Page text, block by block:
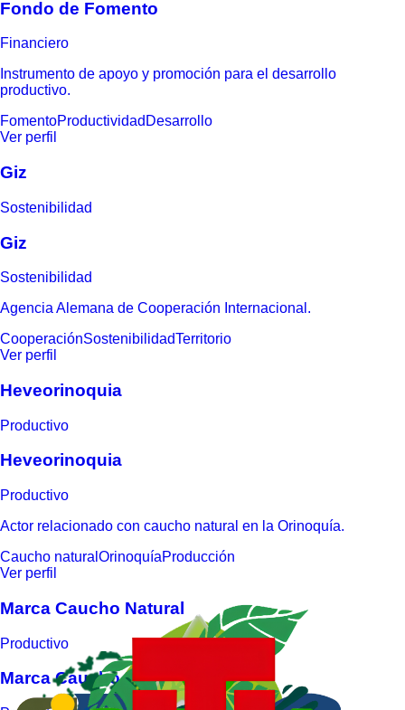
Fondo de Fomento
Financiero
Instrumento de apoyo y promoción para el desarrollo
productivo.
FomentoProductividad Desarrollo
Ver perfil
Giz
Sostenibilidad
Giz
Sostenibilidad
Agencia Alemana de Cooperación Internacional.
CooperaciónSostenibilidadTerritorio
Ver perfil
Heveorinoquia
Productivo
Heveorinoquia
Productivo
Actor relacionado con caucho natural en la Orinoquía.
Caucho natural OrinoquíaProducción
Ver perfil
Marca Caucho Natural
Productivo
Marca Caucho Natural